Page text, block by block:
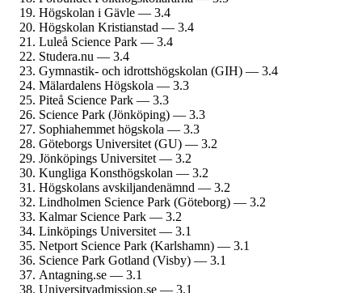
Högskolan i Gävle — 3.4
Högskolan Kristianstad — 3.4
Luleå Science Park — 3.4
Studera.nu — 3.4
Gymnastik- och idrotts­högskolan (GIH) — 3.4
Mälardalens Högskola — 3.3
Piteå Science Park — 3.3
Science Park (Jönköping) — 3.3
Sophiahemmet högskola — 3.3
Göteborgs Universitet (GU) — 3.2
Jönköpings Universitet — 3.2
Kungliga Konst­högskolan — 3.2
Högskolans avskiljande­nämnd — 3.2
Lindholmen Science Park (Göteborg) — 3.2
Kalmar Science Park — 3.2
Linköpings Universitet — 3.1
Netport Science Park (Karlshamn) — 3.1
Science Park Gotland (Visby) — 3.1
Antagning.se — 3.1
University­admission.se — 3.1